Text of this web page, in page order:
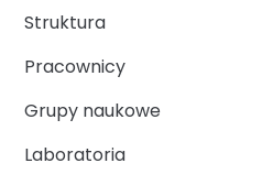
Struktura
Pracownicy
Grupy naukowe
Laboratoria